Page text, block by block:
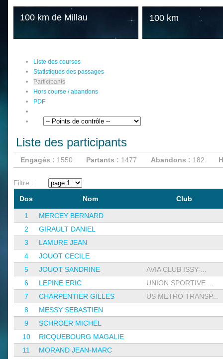
100 km de Millau 100 km
Liste des courses
Statistiques des passages
Participants
Hors course / abandons
PDF
Liste des participants
Engagés : 1550 Partants : 1477 Abandons : 182
Filtre :
Dos
Nom Club
1
MERCEY BERNARD
2
GIRAULT DANIEL
3
LAMURE JEAN
4
JOUOT CECILE
5
JOUOT SANDRINE
AVIA CLUB ISSY-...
6
LEPINE ERIC
UNION SPORTIVE ...
7
CHARPENTIER GILLES
US METRO TRANSP...
8
MESSY SEBASTIEN
9
SCHROER MICHEL
10
RICQUEBOURG MAGALIE
11
MORAND JEAN-MARC